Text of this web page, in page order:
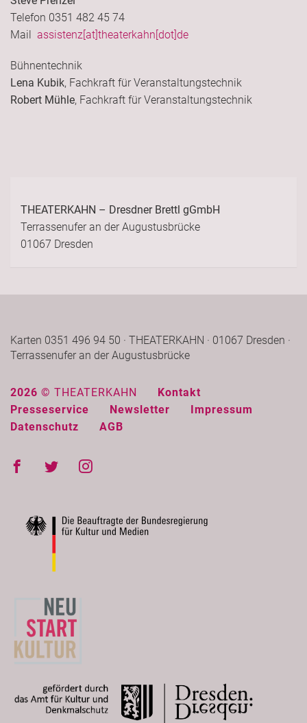
Telefon 0351 482 45 74
Mail assistenz[at]theaterkahn[dot]de
Bühnentechnik
Lena Kubik, Fachkraft für Veranstaltungstechnik
Robert Mühle, Fachkraft für Veranstaltungstechnik
THEATERKAHN – Dresdner Brettl gGmbH
Terrassenufer an der Augustusbrücke
01067 Dresden
Karten 0351 496 94 50 · THEATERKAHN · 01067 Dresden ·
Terrassenufer an der Augustusbrücke
2026 © THEATERKAHN
Kontakt
Presseservice
Newsletter
Impressum
Datenschutz
AGB